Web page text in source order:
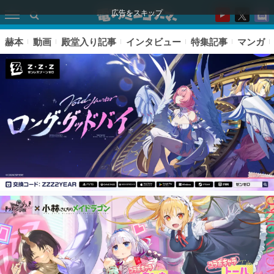
広告をスキップ
ピックアップ
電ファミのいま読まれている記事ランキング
アプリセール情報
赫本 動画 殿堂入り記事 インタビュー 特集記事 マンガ